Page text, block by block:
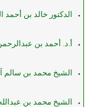
الدكتور خالد بن
أ.د. أحمد بن
الشيخ محمد بن سالم
الشيخ محمد بن